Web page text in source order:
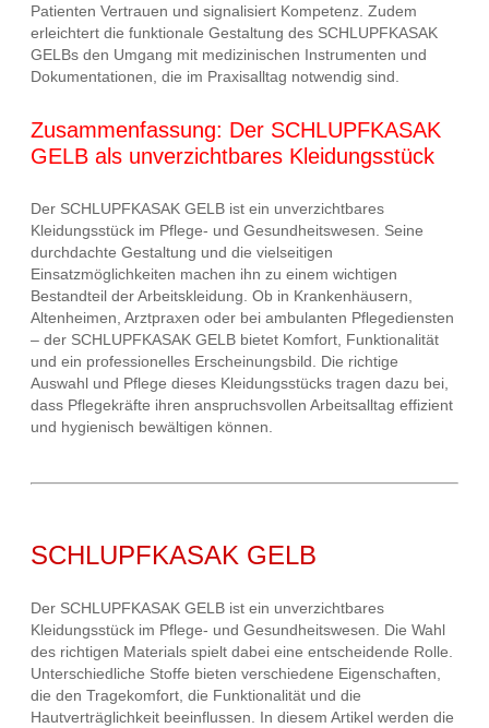
Patienten Vertrauen und signalisiert Kompetenz. Zudem
erleichtert die funktionale Gestaltung des SCHLUPFKASAK
GELBs den Umgang mit medizinischen Instrumenten und
Dokumentationen, die im Praxisalltag notwendig sind.
Zusammenfassung: Der SCHLUPFKASAK
GELB als unverzichtbares Kleidungsstück
Der SCHLUPFKASAK GELB ist ein unverzichtbares
Kleidungsstück im Pflege- und Gesundheitswesen. Seine
durchdachte Gestaltung und die vielseitigen
Einsatzmöglichkeiten machen ihn zu einem wichtigen
Bestandteil der Arbeitskleidung. Ob in Krankenhäusern,
Altenheimen, Arztpraxen oder bei ambulanten Pflegediensten
– der SCHLUPFKASAK GELB bietet Komfort, Funktionalität
und ein professionelles Erscheinungsbild. Die richtige
Auswahl und Pflege dieses Kleidungsstücks tragen dazu bei,
dass Pflegekräfte ihren anspruchsvollen Arbeitsalltag effizient
und hygienisch bewältigen können.
SCHLUPFKASAK GELB
Der SCHLUPFKASAK GELB ist ein unverzichtbares
Kleidungsstück im Pflege- und Gesundheitswesen. Die Wahl
des richtigen Materials spielt dabei eine entscheidende Rolle.
Unterschiedliche Stoffe bieten verschiedene Eigenschaften,
die den Tragekomfort, die Funktionalität und die
Hautverträglichkeit beeinflussen. In diesem Artikel werden die